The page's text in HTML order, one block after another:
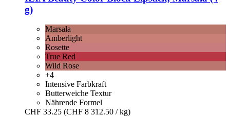
g)
Marsala
Amberlight
Rosette
True Red
Wild Rose
+4
Intensive Farbkraft
Butterweiche Textur
Nährende Formel
CHF 33.25 (CHF 8 312.50 / kg)